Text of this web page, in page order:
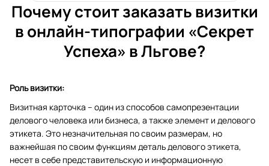
Почему стоит заказать визитки
в онлайн-типографии «Секрет
Успеха» в Льгове?
Роль визитки:
Визитная карточка – один из способов самопрезентации
делового человека или бизнеса, а также элемент и делового
этикета. Это незначительная по своим размерам, но
важнейшая по своим функциям деталь делового этикета,
несет в себе представительскую и информационную